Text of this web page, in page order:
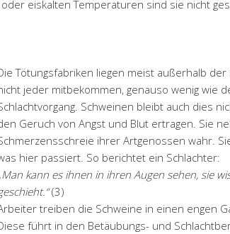
eiskalten Temperaturen sind sie nicht
Tötungsfabriken liegen meist außerhalb
jeder mitbekommen, genauso wenig wie
Schweinen bleibt auch dies
Geruch von Angst und Blut ertragen. Sie
ihrer Artgenossen wahr.
hier passiert. So berichtet ein Schlachter:
kann es ihnen in ihren Augen sehen, sie
(3)
treiben die Schweine in einen engen
führt in den Betäubungs- und